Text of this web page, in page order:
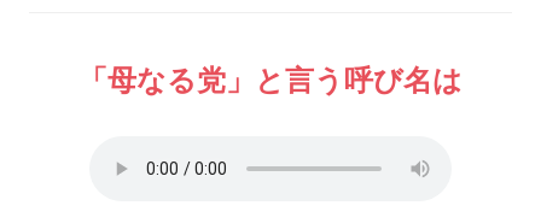
「母なる党」と言う呼び名は